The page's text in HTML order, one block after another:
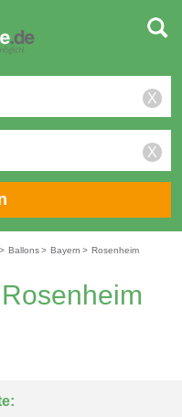
X
X
> Ballons> Bayern > Rosenheim